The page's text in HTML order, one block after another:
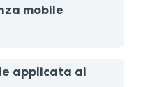
mobile
applicata ai